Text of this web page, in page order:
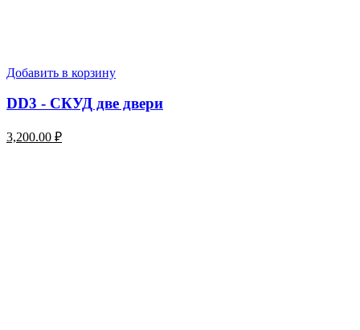
Добавить в корзину
DD3 - СКУД две двери
3,200.00 ₽